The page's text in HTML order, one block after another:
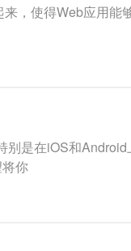
，使得Web应用能
是在iOS和
你